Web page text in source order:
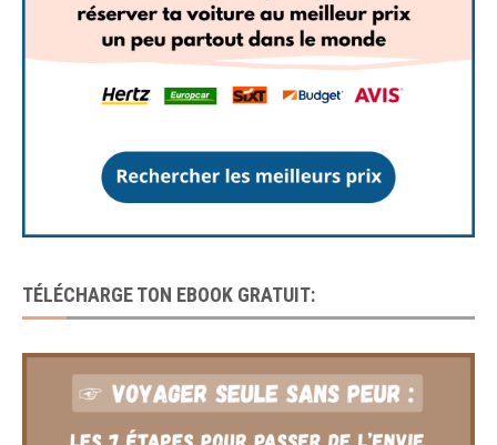
TÉLÉCHARGE TON EBOOK GRATUIT: